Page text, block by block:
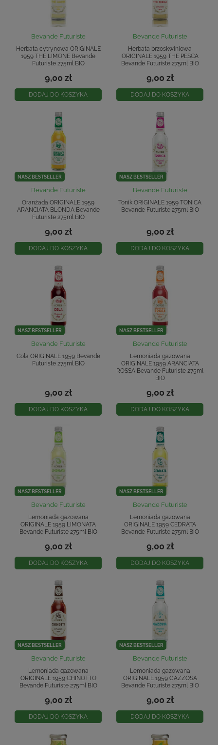
Bevande Futuriste
Herbata cytrynowa ORIGINALE
1959 THE LIMONE Bevande
Futuriste 275ml BIO
9,00 zł
DODAJ DO KOSZYKA
Bevande Futuriste
Herbata brzoskwiniowa
ORIGINALE 1959 THE PESCA
Bevande Futuriste 275ml BIO
9,00 zł
DODAJ DO KOSZYKA
NASZ BESTSELLER
Bevande Futuriste
Oranżada ORIGINALE 1959
ARANCIATA BLONDA Bevande
Futuriste 275ml BIO
9,00 zł
DODAJ DO KOSZYKA
NASZ BESTSELLER
Bevande Futuriste
Tonik ORIGINALE 1959 TONICA
Bevande Futuriste 275ml BIO
9,00 zł
DODAJ DO KOSZYKA
NASZ BESTSELLER
Bevande Futuriste
Cola ORIGINALE 1959 Bevande
Futuriste 275ml BIO
9,00 zł
DODAJ DO KOSZYKA
NASZ BESTSELLER
Bevande Futuriste
Lemoniada gazowana
ORIGINALE 1959 ARANCIATA
ROSSA Bevande Futuriste 275ml
BIO
9,00 zł
DODAJ DO KOSZYKA
NASZ BESTSELLER
Bevande Futuriste
Lemoniada gazowana
ORIGINALE 1959 LIMONATA
Bevande Futuriste 275ml BIO
9,00 zł
DODAJ DO KOSZYKA
NASZ BESTSELLER
Bevande Futuriste
Lemoniada gazowana
ORIGINALE 1959 CEDRATA
Bevande Futuriste 275ml BIO
9,00 zł
DODAJ DO KOSZYKA
NASZ BESTSELLER
Bevande Futuriste
Lemoniada gazowana
ORIGINALE 1959 CHINOTTO
Bevande Futuriste 275ml BIO
9,00 zł
DODAJ DO KOSZYKA
NASZ BESTSELLER
Bevande Futuriste
Lemoniada gazowana
ORIGINALE 1959 GAZZOSA
Bevande Futuriste 275ml BIO
9,00 zł
DODAJ DO KOSZYKA